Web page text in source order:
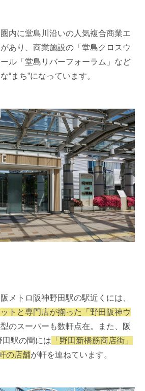
内に堂島川沿いの人気複合商業エ
あり、商業施設の「堂島クロスウ
ル「堂島リバーフォーラム」など
“まち”になっています。
メトロ阪神野田駅の駅近くには、
トと専門店が揃った「野田阪神ウ
のスーパーも数軒点在。また、阪
駅の間には 「野田新橋筋商店街」
の店舗が軒を連ねています。